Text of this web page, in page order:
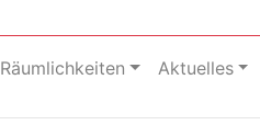
Räumlichkeiten Aktuelles